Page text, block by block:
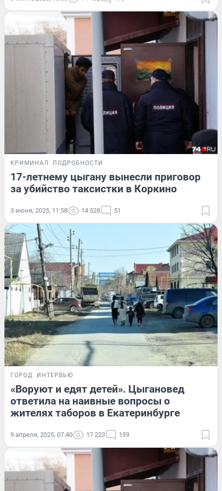
КРИМИНАЛ ПОДРОБНОСТИ
17-летнему цыгану вынесли приговор
за убийство таксистки в Коркино
3 июня, 2025, 11:58 14 528 51
ГОРОД ИНТЕРВЬЮ
«Воруют и едят детей». Цыгановед
ответила на наивные вопросы о
жителях таборов в Екатеринбурге
9 апреля, 2025, 07:40 17 223 159